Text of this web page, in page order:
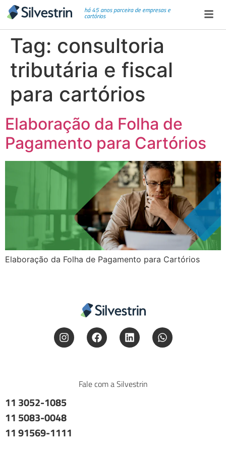
há 45 anos parceira de empresas e
cartórios
Tag: consultoria
tributária e fiscal
para cartórios
Elaboração da Folha de
Pagamento para Cartórios
Elaboração da Folha de Pagamento para Cartórios
Fale com a Silvestrin
11 3052-1085
11 5083-0048
11 91569-1111